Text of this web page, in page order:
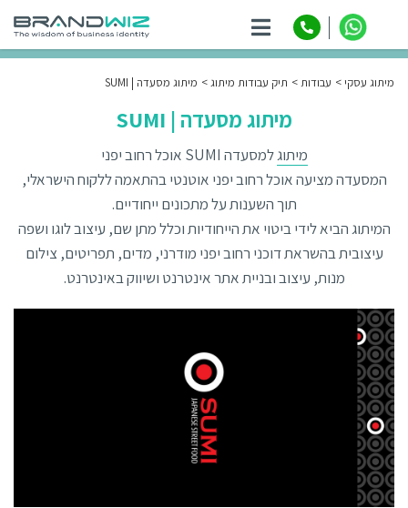
מיתוג עסקי עבודות תיק עבודות מיתוג מיתוג מסעדה | SUMI
מיתוג מסעדה | SUMI
מיתוגלמסעדה SUMI אוכל רחוב יפני
המסעדה מציעה אוכל רחוב יפני אוטנטי בהתאמה ללקוח הישראלי,
תוך השענות על מתכונים ייחודיים.
המיתוג הביא לידי ביטוי את הייחודיות וכלל מתן שם, עיצוב לוגו ושפה
עיצובית בהשראת דוכני רחוב יפני מודרני, מדים, תפריטים, צילום
מנות, עיצוב ובניית אתר אינטרנט ושיווק באינטרנט.